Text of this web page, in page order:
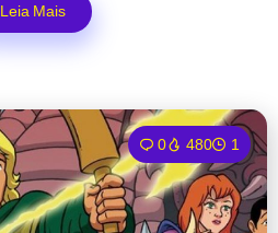
Leia Mais
0 480 1